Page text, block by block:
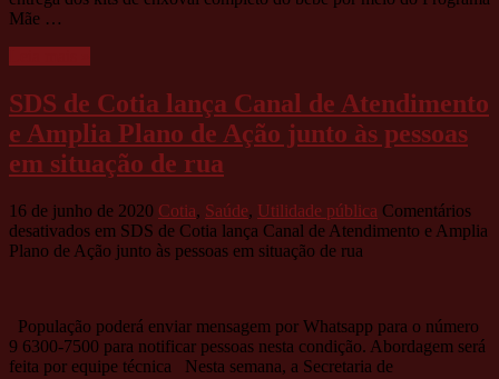
Mãe …
SDS de Cotia lança Canal de Atendimento
e Amplia Plano de Ação junto às pessoas
em situação de rua
16 de junho de 2020 Cotia, Saúde, Utilidade pública Comentários
desativados em SDS de Cotia lança Canal de Atendimento e Amplia
Plano de Ação junto às pessoas em situação de rua
População poderá enviar mensagem por Whatsapp para o número
9 6300-7500 para notificar pessoas nesta condição. Abordagem será
feita por equipe técnica Nesta semana, a Secretaria de